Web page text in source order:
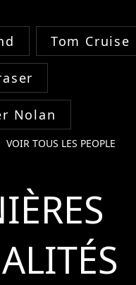
Tom Cruise
Nolan
VOIR TOUS LES PEOPLE